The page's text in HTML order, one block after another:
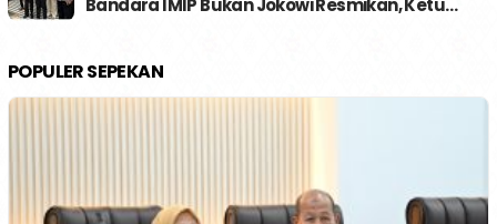
Bandara IMIP Bukan Jokowi Resmikan, Ketu…
POPULER SEPEKAN